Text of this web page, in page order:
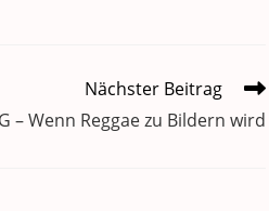
Nächster Beitrag
– Wenn Reggae zu Bildern wird